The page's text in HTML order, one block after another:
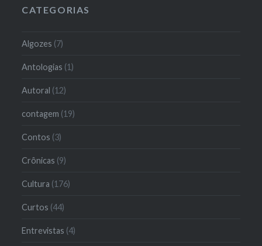
CATEGORIAS
Algozes (7)
Antologias (1)
Autoral (12)
contagem (19)
Contos (3)
Crônicas (9)
Cultura (176)
Curtos (44)
Entrevistas (4)